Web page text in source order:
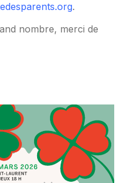
.
nombre, merci de